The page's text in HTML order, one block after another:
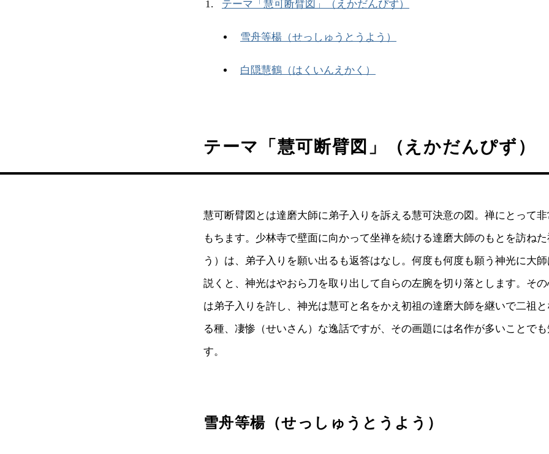
テーマ「慧可断臂図」（えかだんぴず）
雪舟等楊（せっしゅうとうよう）
白隠慧鶴（はくいんえかく）
テーマ「慧可断臂図」（えかだんぴず）
慧可断臂図とは達磨大師に弟子入りを訴える慧可決意の図。禅にとって
もちます。少林寺で壁面に向かって坐禅を続ける達磨大師のもとを訪ね
う）は、弟子入りを願い出るも返答はなし。何度も何度も願う神光に大
説くと、神光はやおら刀を取り出して自らの左腕を切り落とします。そ
は弟子入りを許し、神光は慧可と名をかえ初祖の達磨大師を継いで二祖
る種、凄惨（せいさん）な逸話ですが、その画題には名作が多いことでも
す。
雪舟等楊（せっしゅうとうよう）